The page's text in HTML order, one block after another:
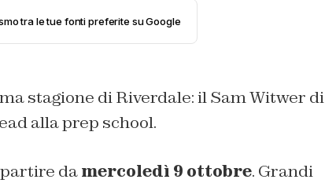
tra le tue fonti preferite su Google
stagione di Riverdale: il Sam Witwer di
alla prep school.
damercoledì 9 ottobre. Grandi